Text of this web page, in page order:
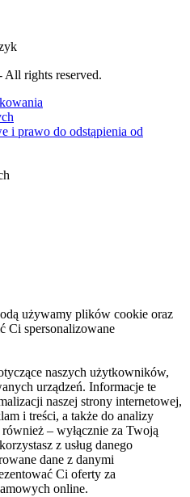
All rights reserved.
i prawo do odstąpienia od
używamy plików cookie oraz
Ci spersonalizowane
naszych użytkowników,
urządzeń. Informacje te
naszej strony internetowej,
i treści, a także do analizy
– wyłącznie za Twoją
z usług danego
dane z danymi
Ci oferty za
online.